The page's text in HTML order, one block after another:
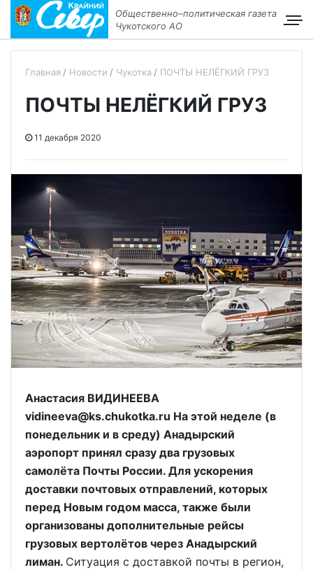
Общественно–политическая газета
Чукотского АО
Главная Новости Чукотка ПОЧТЫ НЕЛЁГКИЙ ГРУЗ
ПОЧТЫ НЕЛЁГКИЙ ГРУЗ
11 декабря 2020
Анастасия ВИДИНЕЕВА
vidineeva@ks.chukotka.ru На этой неделе (в
понедельник и в среду) Анадырский
аэропорт принял сразу два грузовых
самолёта Почты России. Для ускорения
доставки почтовых отправлений, которых
перед Новым годом масса, также были
организованы дополнительные рейсы
грузовых вертолётов через Анадырский
лиман. Ситуация с доставкой почты в регион,